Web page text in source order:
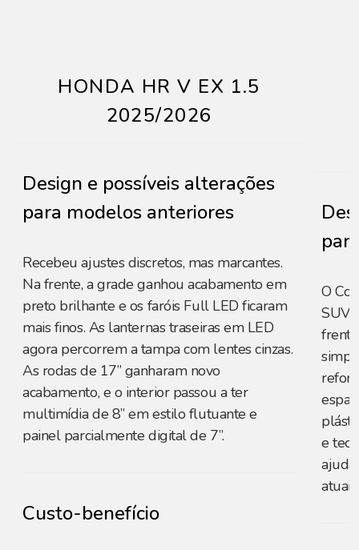
HONDA HR V EX 1.5
2025/2026
Design e possíveis alterações
para modelos anteriores
Recebeu ajustes discretos, mas marcantes.
Na frente, a grade ganhou acabamento em
preto brilhante e os faróis Full LED ficaram
mais finos. As lanternas traseiras em LED
agora percorrem a tampa com lentes cinzas.
As rodas de 17” ganharam novo
acabamento, e o interior passou a ter
multimídia de 8” em estilo flutuante e
painel parcialmente digital de 7”.
Custo-benefício
O
e
ajuda
atuais.